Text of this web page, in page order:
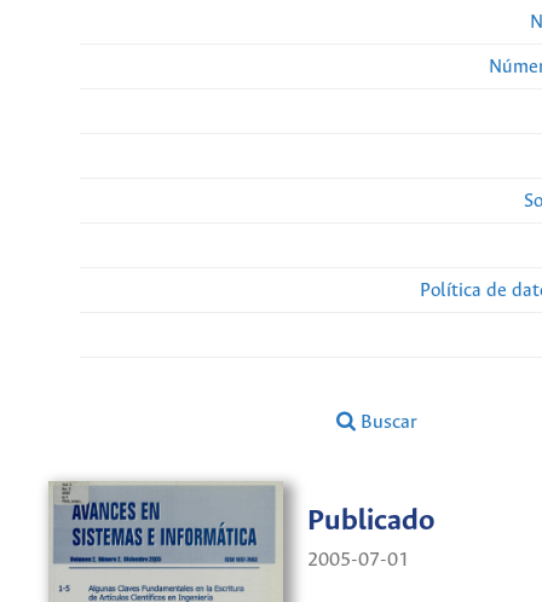
Política de
Buscar
Publicado
2005-07-01